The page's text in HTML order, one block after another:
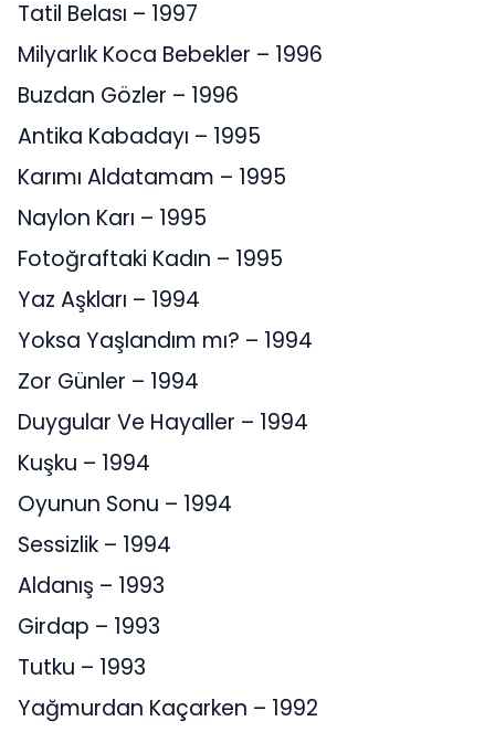
Tatil Belası – 1997
Milyarlık Koca Bebekler – 1996
Buzdan Gözler – 1996
Antika Kabadayı – 1995
Karımı Aldatamam – 1995
Naylon Karı – 1995
Fotoğraftaki Kadın – 1995
Yaz Aşkları – 1994
Yoksa Yaşlandım mı? – 1994
Zor Günler – 1994
Duygular Ve Hayaller – 1994
Kuşku – 1994
Oyunun Sonu – 1994
Sessizlik – 1994
Aldanış – 1993
Girdap – 1993
Tutku – 1993
Yağmurdan Kaçarken – 1992